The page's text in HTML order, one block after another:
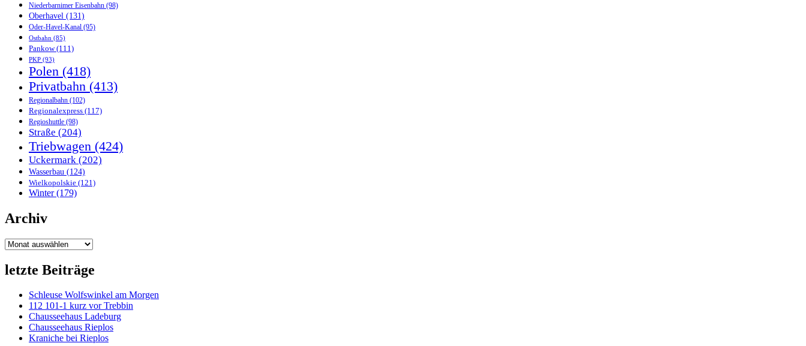
Niederbarnimer Eisenbahn (98)
Oberhavel (131)
Oder-Havel-Kanal (95)
Ostbahn (85)
Pankow(111)
PKP (93)
Polen (418)
Privatbahn (413)
Regionalbahn (102)
Regionalexpress (117)
Regioshuttle (98)
Straße (204)
Triebwagen (424)
Uckermark (202)
Wasserbau (124)
Wielkopolskie (121)
Winter(179)
Archiv
Archiv
letzte Beiträge
Schleuse Wolfswinkel am Morgen
112 101-1 kurz vor Trebbin
Chausseehaus Ladeburg
Chausseehaus Rieplos
Kraniche bei Rieplos